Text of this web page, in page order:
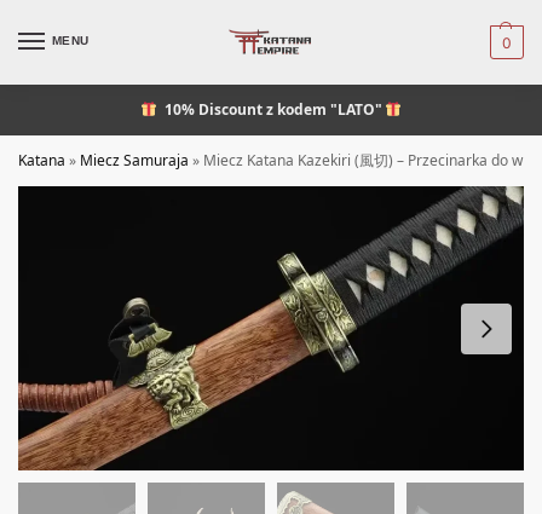
MENU 0
10% Discountz kodem "LATO"
Katana » Miecz Samuraja » Miecz Katana Kazekiri (風切) – Przecinarka do